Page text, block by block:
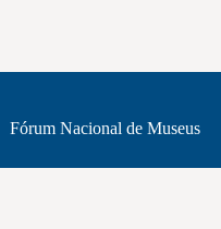
Fórum Nacional de Museus